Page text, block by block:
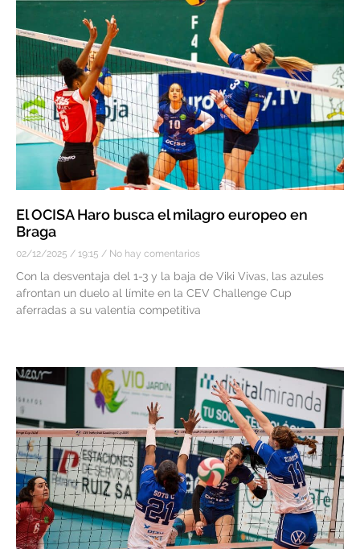
El OCISA Haro busca el milagro europeo en
Braga
02/12/2025 19:15 No hay comentarios
Con la desventaja del 1-3 y la baja de Viki Vivas, las azules
afrontan un duelo al límite en la CEV Challenge Cup
aferradas a su valentía competitiva